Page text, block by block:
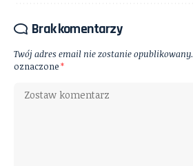
Brak komentarzy
Twój adres email nie zostanie opublikowany.
oznaczone*